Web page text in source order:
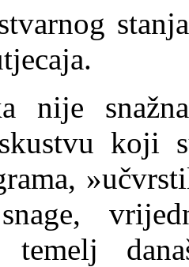
nije
koji
temelj